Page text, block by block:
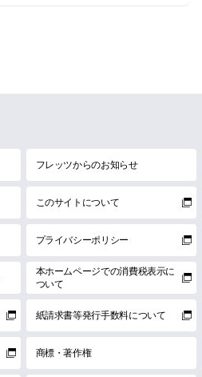
フレッツからのお知らせ
このサイトについて
プライバシーポリシー
本ホームページでの消費税表示に
ついて
紙請求書等発行手数料について
商標・著作権